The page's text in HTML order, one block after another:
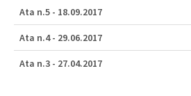
Ata n.5 - 18.09.2017
Ata n.4 - 29.06.2017
Ata n.3 - 27.04.2017